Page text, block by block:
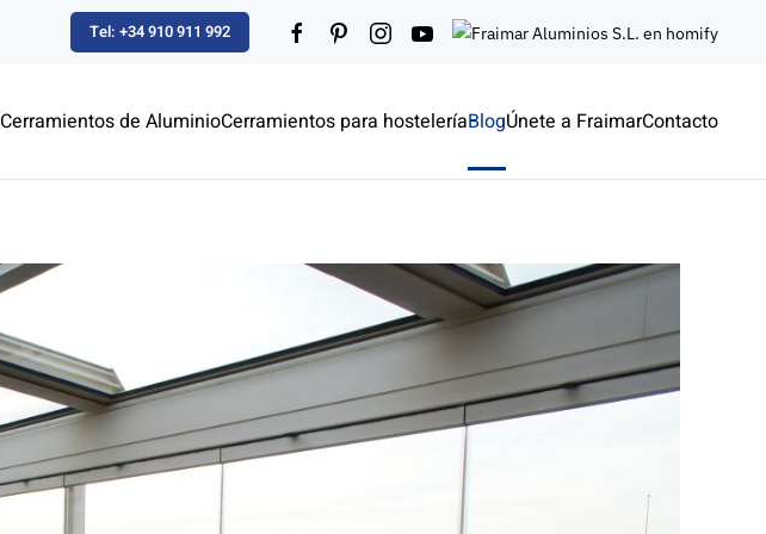
Tel: +34 910 911 992
Cerramientos de AluminioCerramientos para hosteleríaBlogÚnete a FraimarContacto